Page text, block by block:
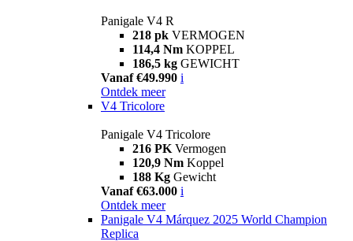
Panigale V4 R
218 pk VERMOGEN
114,4 Nm KOPPEL
186,5 kg GEWICHT
Vanaf €49.990 i
Ontdek meer
V4 Tricolore
Panigale V4 Tricolore
216 PK Vermogen
120,9 Nm Koppel
188 Kg Gewicht
Vanaf €63.000 i
Ontdek meer
Panigale V4 Márquez 2025 World Champion
Replica